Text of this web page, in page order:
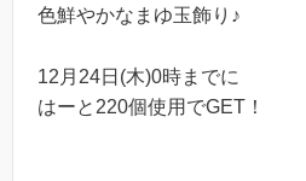
色鮮やかなまゆ玉飾り♪
12月24日(木)0時までに
はーと220個使用でGET！